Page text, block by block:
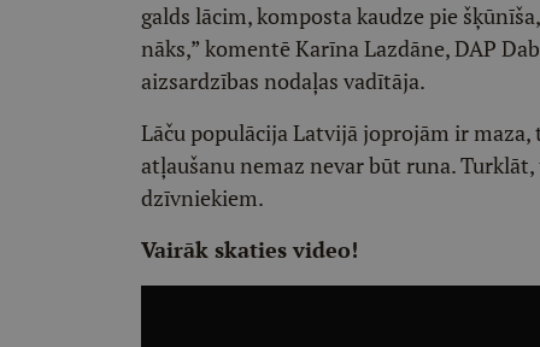
galds lācim, komposta kaudze pie
nāks,” komentē Karīna Lazdāne, DAP
aizsardzības nodaļas vadītāja.
Lāču populācija Latvijā joprojām ir
atļaušanu nemaz nevar būt runa.
dzīvniekiem.
Vairāk skaties video!